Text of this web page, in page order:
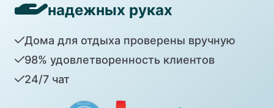
надежных руках
Дома для отдыха проверены вручную
98% удовлетворенность клиентов
24/7 чат